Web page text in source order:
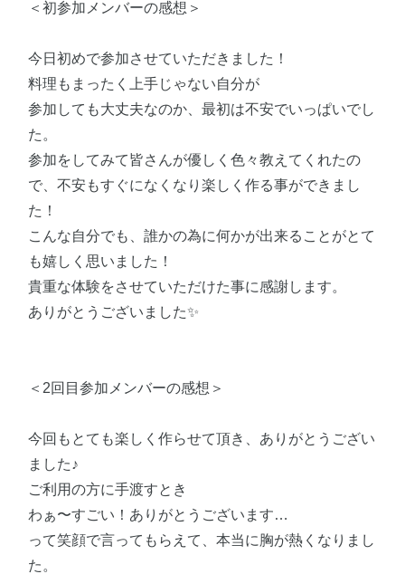
＜初参加メンバーの感想＞
今日初めで参加させていただきました！
料理もまったく上手じゃない自分が
参加しても大丈夫なのか、最初は不安でいっぱいでし
た。
参加をしてみて皆さんが優しく色々教えてくれたの
で、不安もすぐになくなり楽しく作る事ができまし
た！
こんな自分でも、誰かの為に何かが出来ることがとて
も嬉しく思いました！
貴重な体験をさせていただけた事に感謝します。
ありがとうございました✨
＜2回目参加メンバーの感想＞
今回もとても楽しく作らせて頂き、ありがとうござい
ました♪
ご利用の方に手渡すとき
わぁ〜すごい！ありがとうございます…
って笑顔で言ってもらえて、本当に胸が熱くなりまし
た。